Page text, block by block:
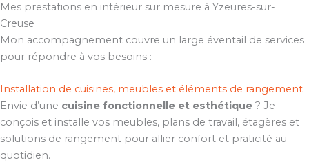
Mes prestations en intérieur sur mesure à Yzeures-sur-
Creuse
Mon accompagnement couvre un large éventail de services
pour répondre à vos besoins :
Installation de cuisines, meubles et éléments de rangement
Envie d’une cuisine fonctionnelle et esthétique ? Je
conçois et installe vos meubles, plans de travail, étagères et
solutions de rangement pour allier confort et praticité au
quotidien.